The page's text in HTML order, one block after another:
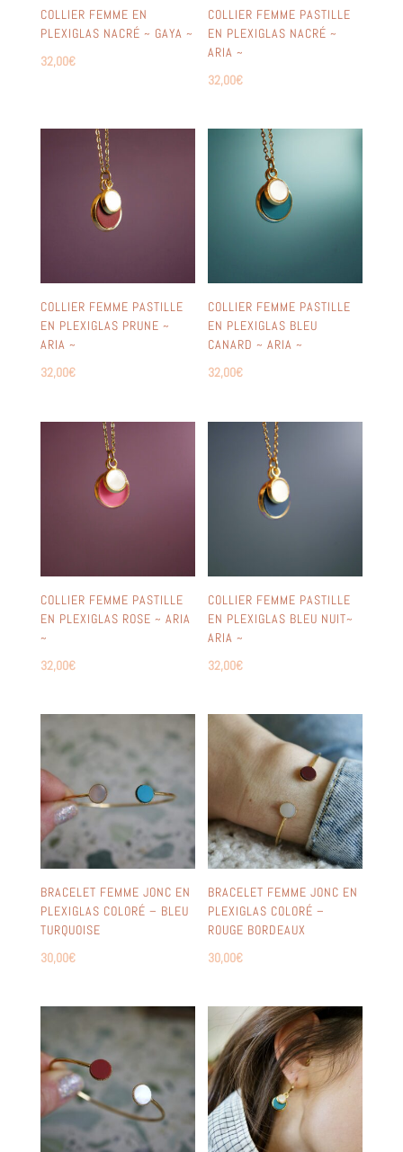
COLLIER FEMME EN
PLEXIGLAS NACRÉ ~ GAYA ~
32,00€
COLLIER FEMME PASTILLE
EN PLEXIGLAS NACRÉ ~
ARIA ~
32,00€
COLLIER FEMME PASTILLE
EN PLEXIGLAS PRUNE ~
ARIA ~
32,00€
COLLIER FEMME PASTILLE
EN PLEXIGLAS BLEU
CANARD ~ ARIA ~
32,00€
COLLIER FEMME PASTILLE
EN PLEXIGLAS ROSE ~ ARIA
~
32,00€
COLLIER FEMME PASTILLE
EN PLEXIGLAS BLEU NUIT~
ARIA ~
32,00€
BRACELET FEMME JONC EN
PLEXIGLAS COLORÉ – BLEU
TURQUOISE
30,00€
BRACELET FEMME JONC EN
PLEXIGLAS COLORÉ –
ROUGE BORDEAUX
30,00€